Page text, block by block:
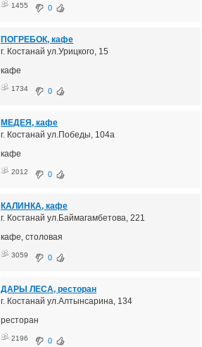
1455 0
ПОГРЕБОК, кафе
г. Костанай ул.Урицкого, 15
кафе
1734 0
МЕДЕЯ, кафе
г. Костанай ул.Победы, 104а
кафе
2012 0
КАЛИНКА, кафе
г. Костанай ул.Баймагамбетова, 221
кафе, столовая
3059 0
ДАРЫ ЛЕСА, ресторан
г. Костанай ул.Алтынсарина, 134
ресторан
2196 0